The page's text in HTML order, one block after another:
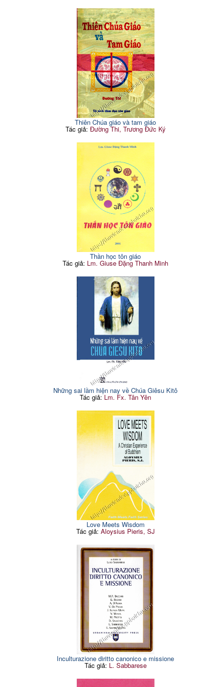
Thiên Chúa giáo và tam giáo
Tác giả: Đường Thi, Trương Đức Ký
Thần học tôn giáo
Tác giả: Lm. Giuse Đặng Thanh Minh
Những sai lầm hiện nay về Chúa Giêsu Kitô
Tác giả:Lm. Fx. Tân Yên
Love Meets Wisdom
Tác giả: Aloysius Pieris, SJ
Inculturazione diritto canonico e missione
Tác giả: L. Sabbarese